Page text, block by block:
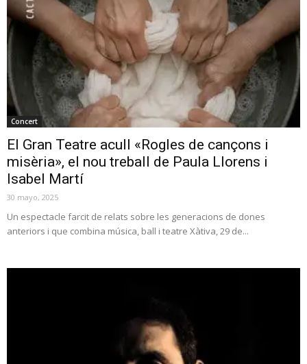
Concert
El Gran Teatre acull «Rogles de cançons i
misèria», el nou treball de Paula Llorens i
Isabel Martí
30 mayo, 2025
Un espectacle farcit de relats sobre les generacions de dones
anteriors i que combina música, ball i teatre Xàtiva, 29 de...